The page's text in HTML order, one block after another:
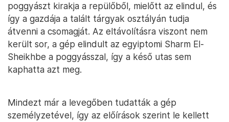
poggyászt kirakja a repülőből, mielőtt az elindul, és
így a gazdája a talált tárgyak osztályán tudja
átvenni a csomagját. Az eltávolításra viszont nem
került sor, a gép elindult az egyiptomi Sharm El-
Sheikhbe a poggyásszal, így a késő utas sem
kaphatta azt meg.
Mindezt már a levegőben tudatták a gép
személyzetével, így az előírások szerint le kellett